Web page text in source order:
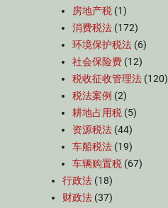
房地产税 (1)
消费税法 (172)
环境保护税法 (6)
社会保险费 (12)
税收征收管理法 (120)
税法案例 (2)
耕地占用税 (5)
资源税法 (44)
车船税法 (19)
车辆购置税 (67)
行政法 (18)
财政法 (37)